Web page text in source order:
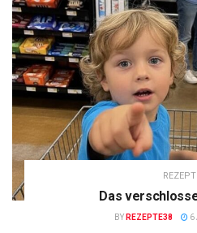
Das
BY REZEPTE38 6